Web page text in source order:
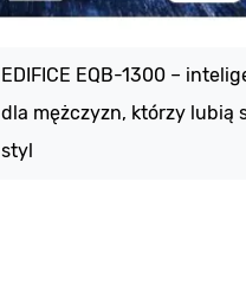
EDIFICE EQB-1300 –
dla mężczyzn, którzy lubią
styl